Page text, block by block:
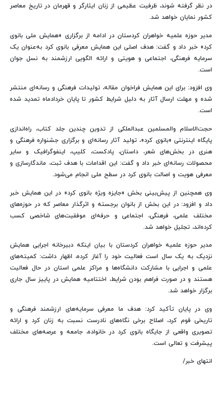
در نظر گرفته شوند، ظرفیت عظیمی از زنان ایثارگر و قهرمان در تاریخ معاصر
کشور نمایان خواهد شد.
مدیر حوزه علمیه خواهران کردستان در ادامه از برگزاری «همایش ملی بانوی
کرد» خبر داد و گفت: هدف اصلی این همایش معرفی بانوی کرد به‌عنوان یک
سرمایه فرهنگی، اجتماعی و هویتی و ارائه الگویی ارزشمند به نسل جوان
است.
وی افزود: برای این همایش فراخوان مقاله، تولیدات فرهنگی و رسانه‌ای منتشر
شده و مهلت ارسال آثار به دلیل شرایط کشور تا پایان خردادماه تمدید شده
است.
حجت‌الاسلام والمسلمین عبدالملکی از تدوین چندین جلد کتاب، راه‌اندازی
پایگاه اینترنتی «بانوی کرد»، تولید آثار رسانه‌ای و برگزاری جشنواره فرهنگی و
هنری در بخش‌های شعر، داستان، پادکست، کلیپ، اینفوگرافیک و سایر
محصولات رسانه‌ای خبر داد و گفت: این اقدامات با هدف ثبت، ماندگارسازی و
معرفی هویت و اصالت بانوی کرد در سطح ملی انجام می‌شود.
وی همچنین از پیش‌بینی بخش «جایزه ویژه بانوی کرد» در این همایش خبر
داد و افزود: در این بخش از بانوان برجسته و اثرگذار معاصر که در حوزه‌های
مختلف علمی، فرهنگی، اجتماعی و حرفه‌ای موفقیت‌های شاخصی کسب
کرده‌اند، تجلیل خواهد شد.
مدیر حوزه علمیه خواهران کردستان با بیان اینکه دبیرخانه اجرایی همایش
نزدیک به یک سال است فعالیت خود را آغاز کرده، اظهار داشت: کمیته‌های
علمی و اجرایی با مشارکت دانشگاه‌ها و مراکز علمی استان در حال فعالیت
هستند و در صورت فراهم بودن شرایط، اختتامیه همایش در پاییز سال جاری
برگزار خواهد شد.
وی در پایان تأکید کرد: هدف ما معرفی سرمایه‌های ارزشمند فرهنگی و
تاریخی قوم کرد، اصلاح برخی نگاه‌های نادرست نسبت به زنان کرد و ارائه
تصویری واقعی از جایگاه بانوی کرد در خانواده، جامعه و عرصه‌های مختلف
پیشرفت و تعالی است.
انتهای خبر/